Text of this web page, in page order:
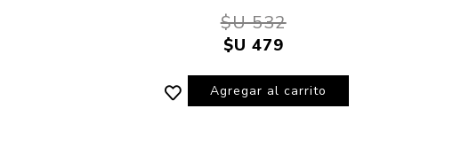
$U 532
$U 479
Agregar al carrito